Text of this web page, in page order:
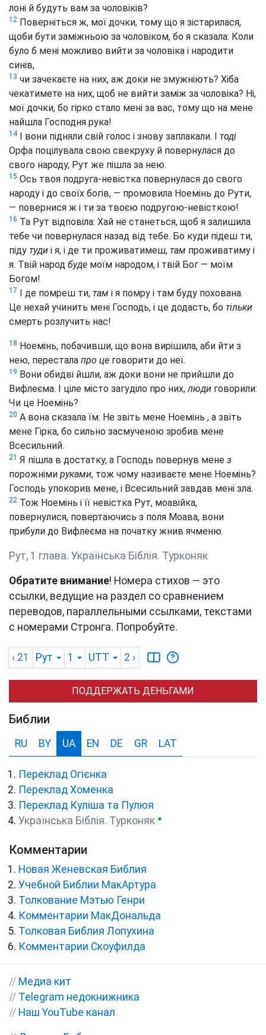
лоні й будуть вам за чоловіків?
12 Поверніться ж, мої дочки, тому що я зістарилася,
щоби бути заміжньою за чоловіком, бо я сказала: Коли
було б мені можливо вийти за чоловіка і народити
синів,
13 чи зачекаєте на них, аж доки не змужніють? Хіба
чекатимете на них, щоб не вийти заміж за чоловіка? Ні,
мої дочки, бо гірко стало мені за вас, тому що на мене
найшла Господня рука!
14І вони підняли свій голос і знову заплакали. І тоді
Орфа поцілувала свою свекруху й повернулася до
свого народу, Рут же пішла за нею.
15 Ось твоя подруга-невістка повернулася до свого
народу і до своїх богів, — промовила Ноемінь до Рути,
— повернися ж і ти за твоєю подругою-невісткою!
16 Та Рут відповіла: Хай не станеться, щоб я залишила
тебе чи повернулася назад від тебе. Бо куди підеш ти,
піду туди і я, і де ти проживатимеш, там проживатиму і
я. Твій народ буде моїм народом, і твій Бог — моїм
Богом!
17 І де помреш ти, там і я помру і там буду похована.
Це нехай учинить мені Господь, і це додасть, бо тільки
смерть розлучить нас!
18 Ноемінь, побачивши, що вона вирішила, аби йти з
нею, перестала про це говорити до неї.
19 Вони обидві йшли, аж доки вони не прийшли до
Вифлеєма. І ціле місто загуділо про них,люди говорили:
Чи це Ноемінь?
20 А вона сказала їм: Не звіть мене Ноемінь , а звіть
мене Гірка, бо сильно засмученою зробив мене
Всесильний.
21 Я пішла в достатку, а Господь повернув мене з
порожніми руками, тож чому називаєте мене Ноемінь?
Господь упокорив мене, і Всесильний завдав мені зла.
22 Тож Ноемінь і її невістка Рут, моавійка,
повернулися, повертаючись з поля Моава, вони
прибули до Вифлеєма на початку жнив ячменю.
Рут, 1 глава. Українська Біблія. Турконяк
Обратите внимание! Номера стихов — это
ссылки, ведущие на раздел со сравнением
переводов, параллельными ссылками, текстами
с номерами Стронга. Попробуйте.
‹ 21 Рут 1 UTT 2 ›
ПОДДЕРЖАТЬ ДЕНЬГАМИ
Библии
RU BY UA EN DE GR LAT
Переклад Огієнка
Переклад Хоменка
Переклад Куліша та Пулюя
Українська Біблія. Турконяк ●
Комментарии
Новая Женевская Библия
Учебной Библии МакАртура
Толкование Мэтью Генри
Комментарии МакДональда
Толковая Библия Лопухина
Комментарии Скоуфилда
// Медиа кит
// Telegram недокнижника
// Наш YouTube канал